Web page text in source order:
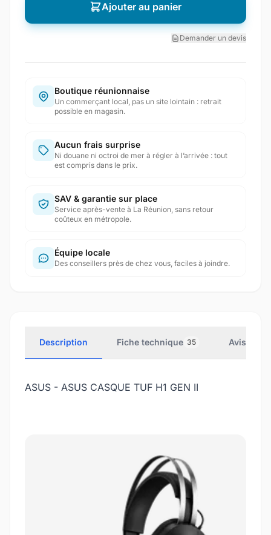
Ajouter au panier
Demander un devis
Boutique réunionnaise
Un commerçant local, pas un site lointain : retrait
possible en magasin.
Aucun frais surprise
Ni douane ni octroi de mer à régler à l’arrivée : tout
est compris dans le prix.
SAV & garantie sur place
Service après-vente à La Réunion, sans retour
coûteux en métropole.
Équipe locale
Des conseillers près de chez vous, faciles à joindre.
Description Fiche technique 35 Avis
ASUS - ASUS CASQUE TUF H1 GEN II